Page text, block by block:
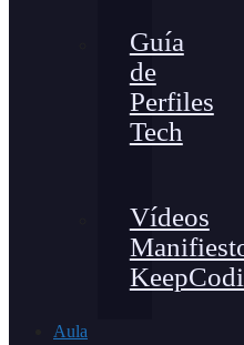
Guía
de
Perfiles
Tech
Vídeos
Aula